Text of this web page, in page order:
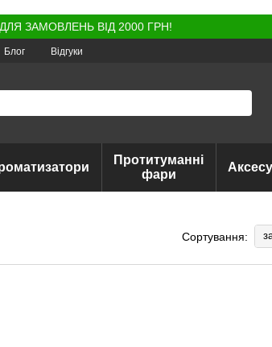
ЗАМОВЛЕНЬ ВІД 2000 ГРН!
Блог Відгуки
Протитуманні
фари
Сортування: